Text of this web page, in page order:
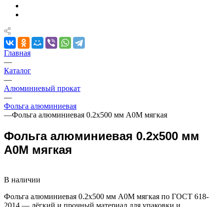
Главная
—
Каталог
—
Алюминиевый прокат
—
Фольга алюминиевая
—Фольга алюминиевая 0.2х500 мм А0М мягкая
Фольга алюминиевая 0.2х500 мм
А0М мягкая
В наличии
Фольга алюминиевая 0.2х500 мм А0М мягкая по ГОСТ 618-
2014 — лёгкий и прочный материал для упаковки и